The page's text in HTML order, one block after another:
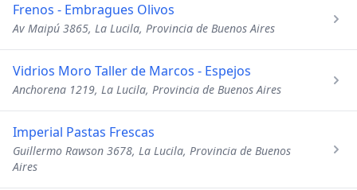
Frenos - Embragues Olivos
Av Maipú 3865, La Lucila, Provincia de Buenos Aires
Vidrios Moro Taller de Marcos - Espejos
Anchorena 1219, La Lucila, Provincia de Buenos Aires
Imperial Pastas Frescas
Guillermo Rawson 3678, La Lucila, Provincia de Buenos
Aires